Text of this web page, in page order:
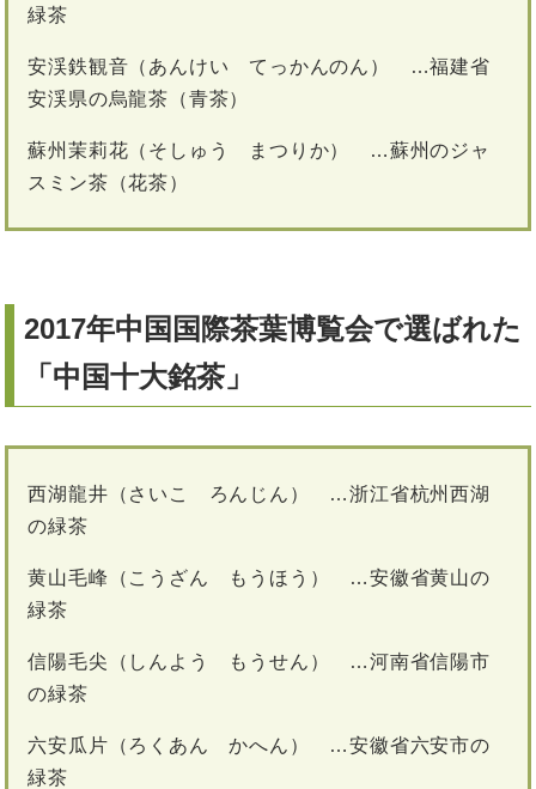
緑茶
安渓鉄観音（あんけい てっかんのん） …福建省
安渓県の烏龍茶（青茶）
蘇州茉莉花（そしゅう まつりか） …蘇州のジャ
スミン茶（花茶）
2017年中国国際茶葉博覧会で選ばれた
「中国十大銘茶」
西湖龍井（さいこ ろんじん） …浙江省杭州西湖
の緑茶
黄山毛峰（こうざん もうほう） …安徽省黄山の
緑茶
信陽毛尖（しんよう もうせん） …河南省信陽市
の緑茶
六安瓜片（ろくあん かへん） …安徽省六安市の
緑茶